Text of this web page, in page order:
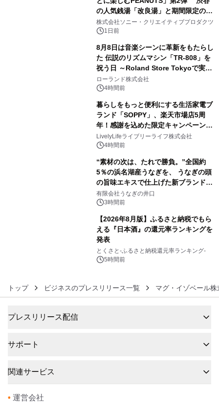
の人気銭湯「改良湯」と期間限定のコ
ラボレーション サウナイキタイコラ
ボグッズも発売決定！
株式会社ソニー・クリエイティブプロダクツ
1日前
8月8日は音楽シーンに革新をもたらし
た 伝説のリズムマシン「TR-808」を
祝う日 ～Roland Store Tokyoで実機
を展示しての 記念キャンペーンを開
催 英国ラジオ「NTS」の 特別プログ
アーティストを フィーチャーしたアニ
メーションを公開～
ローランド株式会社
4時間前
暮らしをもっと便利にする生活家電ブ
ランド「SOPPY」、楽天市場店5周
年！感謝を込めた限定キャンペーンを
8月10日より開催
LivelyLifeライブリーライフ株式会社
4時間前
“素材の次は、たれで勝負。”全国約
5％の浜名湖産うなぎを、 うなぎの頭
の旨味エキスで仕上げた新ブランド
「井口の誉」誕生
有限会社うなぎの井口
3時間前
【2026年8月版】ふるさと納税でもら
える『日本酒』の還元率ランキングを
発表
とくさと-ふるさと納税還元率ランキング-
5時間前
トップ ビジネスのプレスリリース一覧 マグ・イゾベール株
プレスリリース配信
サポート
関連サービス
• 運営会社